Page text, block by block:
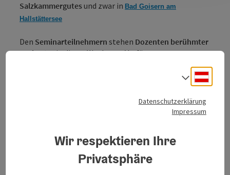
Salzkammergutesund zwar in Bad Goisern am
Hallstättersee
Den Seminarteilnehmern stehen Dozenten berühmter
Orchesterin dieser Woche zur Verfügung.
bei freiem
musikalischen Abend in Bad Goisern.Datenschutzerklärung
Impressum
Wir respektieren Ihre
Privatsphäre